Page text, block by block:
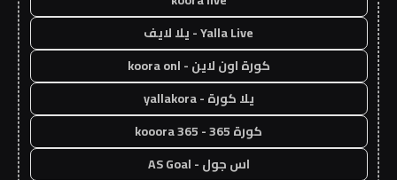
Yalla Live - يلا لايف
كورة اون لاين - koora onl
يلا كورة - yallakora
كورة 365 - kooora 365
اس جول - AS Goal